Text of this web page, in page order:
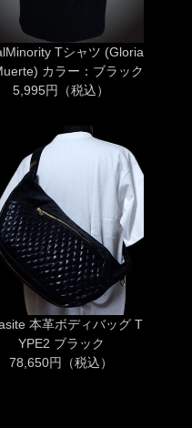
Tシャツ (Gloria
カラー：ブラック
5,995円（税込）
本革ボディバッグ T
YPE2 ブラック
78,650円（税込）